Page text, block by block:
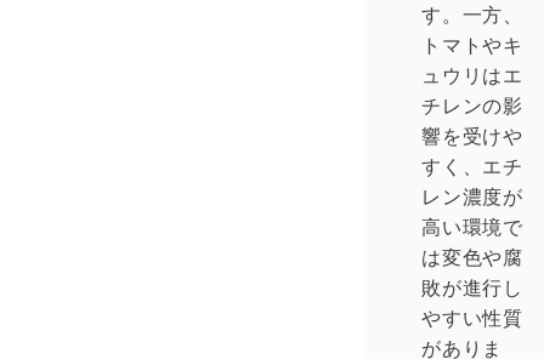
す。一方、
トマトやキ
ュウリはエ
チレンの影
響を受けや
すく、エチ
レン濃度が
高い環境で
は変色や腐
敗が進行し
やすい性質
がありま